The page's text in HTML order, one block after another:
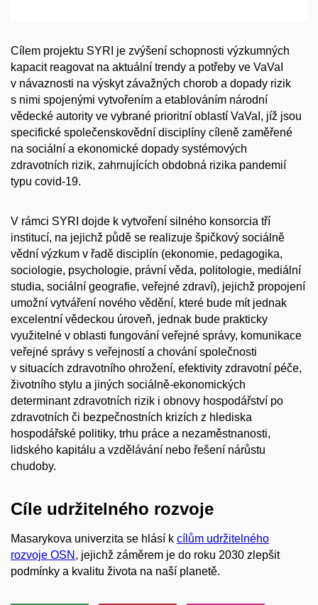
Cílem projektu SYRI je zvýšení schopnosti výzkumných
kapacit reagovat na aktuální trendy a potřeby ve VaVaI
v návaznosti na výskyt závažných chorob a dopady rizik
s nimi spojenými vytvořením a etablováním národní
vědecké autority ve vybrané prioritní oblastí VaVaI, jíž jsou
specifické společenskovědní disciplíny cíleně zaměřené
na sociální a ekonomické dopady systémových
zdravotních rizik, zahrnujících obdobná rizika pandemií
typu covid-19.
V rámci SYRI dojde k vytvoření silného konsorcia tří
institucí, na jejichž půdě se realizuje špičkový sociálně
vědní výzkum v řadě disciplín (ekonomie, pedagogika,
sociologie, psychologie, právní věda, politologie, mediální
studia, sociální geografie, veřejné zdraví), jejichž propojení
umožní vytváření nového vědění, které bude mít jednak
excelentní vědeckou úroveň, jednak bude prakticky
využitelné v oblasti fungování veřejné správy, komunikace
veřejné správy s veřejností a chování společnosti
v situacích zdravotního ohrožení, efektivity zdravotní péče,
životního stylu a jiných sociálně-ekonomických
determinant zdravotních rizik i obnovy hospodářství po
zdravotních či bezpečnostních krizích z hlediska
hospodářské politiky, trhu práce a nezaměstnanosti,
lidského kapitálu a vzdělávání nebo řešení nárůstu
chudoby.
Cíle udržitelného rozvoje
Masarykova univerzita se hlásí k cílům udržitelného
rozvoje OSN , jejichž záměrem je do roku 2030 zlepšit
podmínky a kvalitu života na naší planetě.